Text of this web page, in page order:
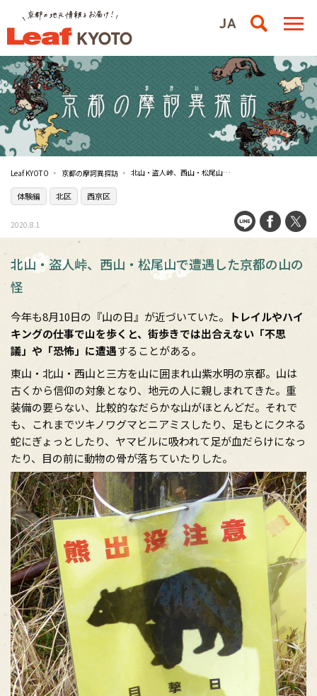
Leaf KYOTO 京都の摩訶異探訪 北山・盗人峠、西山・松尾山で遭遇した京都の山の怪
体験編 北区 西京区
2020.8.1
北山・盗人峠、西山・松尾山で遭遇した京都の山の
怪
今年も8月10日の『山の日』が近づいていた。
トレイルやハイ
キングの仕事で山を歩くと、街歩きでは出合えない「不思
議」や「恐怖」に遭遇することがある。
東山・北山・西山と三方を山に囲まれ山紫水明の京都。山は
古くから信仰の対象となり、地元の人に親しまれてきた。重
装備の要らない、比較的なだらかな山がほとんどだ。それで
も、これまでツキノワグマとニアミスしたり、足もとにクネる
蛇にぎょっとしたり、ヤマビルに吸われて足が血だらけになっ
たり、目の前に動物の骨が落ちていたりした。